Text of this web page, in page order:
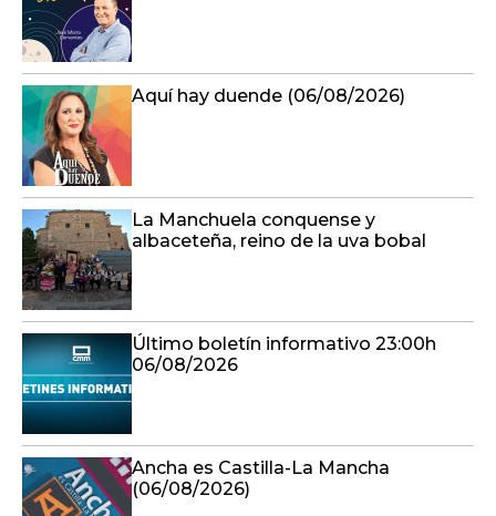
Aquí hay duende (06/08/2026)
La Manchuela conquense y
albaceteña, reino de la uva bobal
Último boletín informativo 23:00h
06/08/2026
Ancha es Castilla-La Mancha
(06/08/2026)